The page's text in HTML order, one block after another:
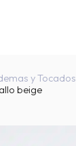
y Tocados
beige